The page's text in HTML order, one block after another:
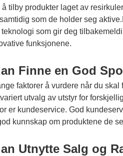
å tilby produkter laget av
som de holder seg
som gir deg
funksjonene.
Finne en God
faktorer å vurdere når du
utvalg av utstyr for
er kundeservice. God
kunnskap om produktene de
Utnytte Salg og